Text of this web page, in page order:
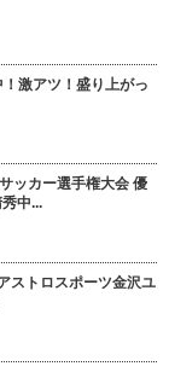
激アツ！盛り上がっ
ッカー選手権大会 優
中...
ストロスポーツ金沢ユ